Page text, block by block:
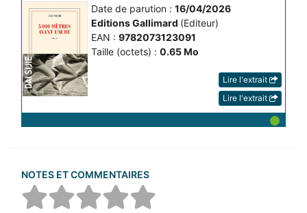
Date de parution : 16/04/2026
Editions Gallimard (Editeur)
EAN : 9782073123091
Taille (octets) : 0.65 Mo
Lire l'extrait
Lire l'extrait
NOTES ET COMMENTAIRES